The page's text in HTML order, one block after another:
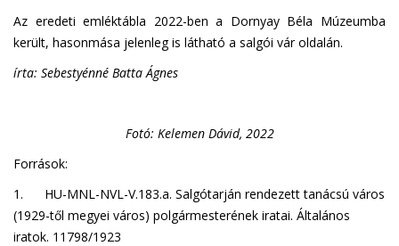
Az eredeti emléktábla 2022-ben a Dornyay Béla Múzeumba
került, hasonmása jelenleg is látható a salgói vár oldalán.
írta: Sebestyénné Batta Ágnes
Fotó: Kelemen Dávid, 2022
Források:
1. HU-MNL-NVL-V.183.a. Salgótarján rendezett tanácsú város
(1929-től megyei város) polgármesterének iratai. Általános
iratok. 11798/1923